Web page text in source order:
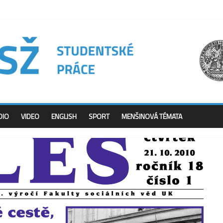
VIDEO ENGLISH SPORT MENŠINOVÁ TÉMATA